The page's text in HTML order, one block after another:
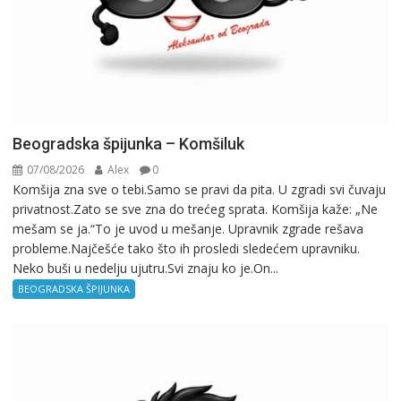
Beogradska špijunka – Komšiluk
07/08/2026 Alex 0
Komšija zna sve o tebi.Samo se pravi da pita. U zgradi svi čuvaju
privatnost.Zato se sve zna do trećeg sprata. Komšija kaže: „Ne
mešam se ja.“To je uvod u mešanje. Upravnik zgrade rešava
probleme.Najčešće tako što ih prosledi sledećem upravniku.
Neko buši u nedelju ujutru.Svi znaju ko je.On...
BEOGRADSKA ŠPIJUNKA